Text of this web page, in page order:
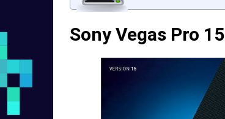
Sony Vegas Pro 15